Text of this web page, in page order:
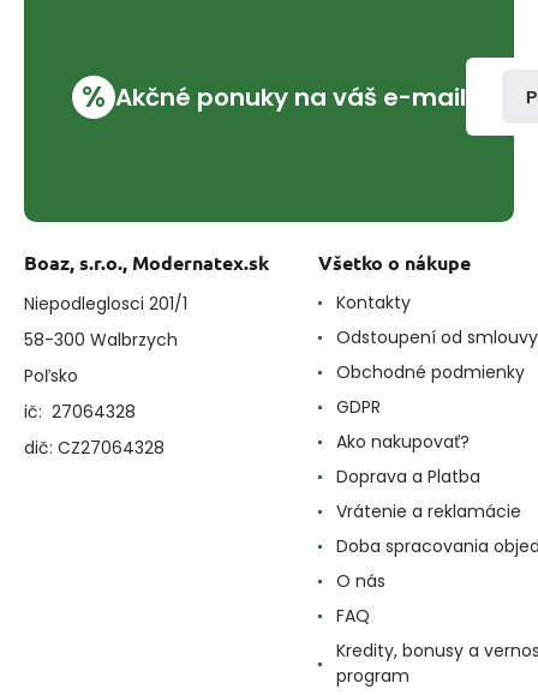
% Akčné ponuky na váš e-mail
Boaz, s.r.o., Modernatex.sk
Niepodleglosci 201/1
58-300 Walbrzych
Poľsko
ič: 27064328
dič: CZ27064328
Všetko o nákupe
Kontakty
Odstoupení od smlouvy
Obchodné podmienky
GDPR
Ako nakupovať?
Doprava a Platba
Vrátenie a reklamácie
Doba spracovania
O nás
FAQ
Kredity, bonusy a
program